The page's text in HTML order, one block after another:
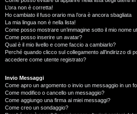
L’ora non è corretta!
Ho cambiato il fuso orario ma l’ora è ancora sbagliata
La mia lingua non è nella lista!
Come posso mostrare un’immagine sotto il mio nome
Come posso inserire un avatar?
Qual è il mio livello e come faccio a cambiarlo?
Perché quando clicco sul collegamento all’indirizzo di
accedere come utente registrato?
Invio Messaggi
Come apro un argomento o invio un messaggio in un
Come modifico o cancello un messaggio?
Come aggiungo una firma ai miei messaggi?
Come creo un sondaggio?